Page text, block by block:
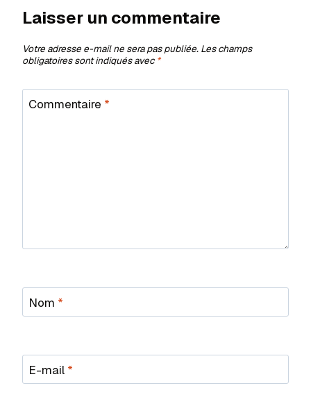
Laisser un commentaire
Votre adresse e-mail ne sera pas publiée. Les champs
obligatoires sont indiqués avec*
Commentaire *
Nom *
E-mail *